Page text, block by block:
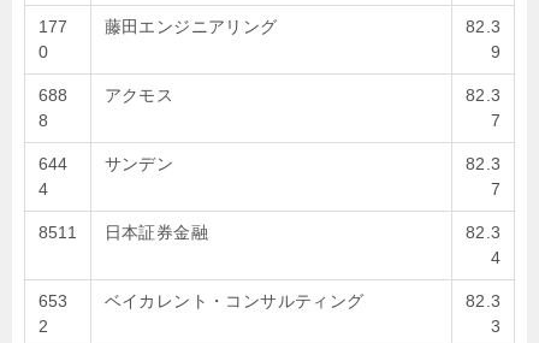
177
0
藤田エンジニアリング
82.3
9
688
8
アクモス
82.3
7
644
4
サンデン
82.3
7
8511 日本証券金融
82.3
4
653
2
ベイカレント・コンサルティング
82.3
3